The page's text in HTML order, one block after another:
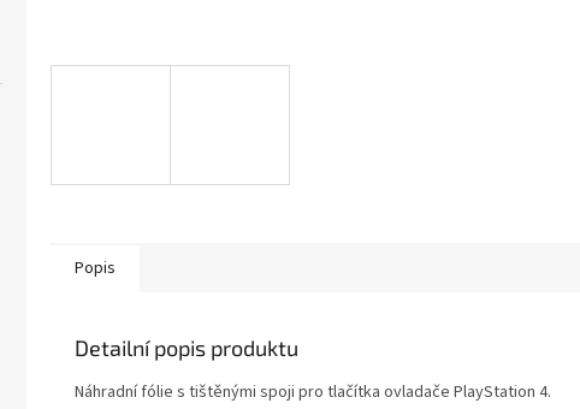
Popis
Detailní popis produktu
Náhradní fólie s tištěnými spoji pro tlačítka ovladače PlayStation 4.